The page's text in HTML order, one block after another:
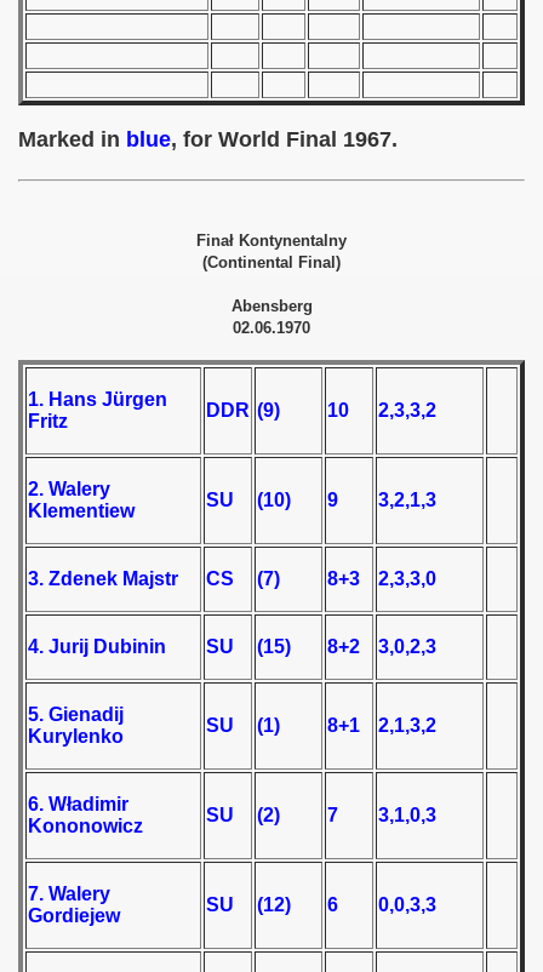
Marked in blue, for World Final 1967.
Finał Kontynentalny
(Continental Final)
Abensberg
02.06.1970
1. Hans Jürgen
Fritz
DDR (9) 10 2,3,3,2
2. Walery
Klementiew
SU (10) 9 3,2,1,3
3. Zdenek Majstr CS (7) 8+3 2,3,3,0
4. Jurij Dubinin SU (15) 8+2 3,0,2,3
5. Gienadij
Kurylenko
SU (1) 8+1 2,1,3,2
6. Władimir
Kononowicz
SU (2) 7 3,1,0,3
7. Walery
Gordiejew
SU (12) 6 0,0,3,3
- 1956
- 1958
- 1963
- 1964
- 1966
- 1967
- 1968
- 1969
- 1970
Zealand Qualifications) - 1970
- 1970